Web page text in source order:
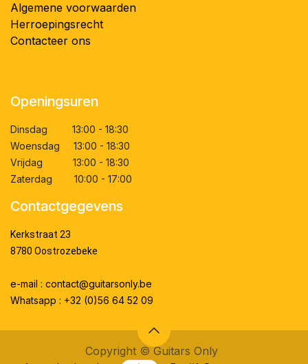
Algemene voorwaarden
Herroepingsrecht
Contacteer ons
Openingsuren
Dinsdag 13:00 - 18:30
Woensdag 13:00 - 18:30
Vrijdag 13:00 - 18:30
Zaterdag 10:00 - 17:00
Contactgegevens
Kerkstraat 23
8780 Oostrozebeke
e-mail : contact@guitarsonly.be
Whatsapp : +32 (0)56 64 52 09
Copyright ©Guitars Only